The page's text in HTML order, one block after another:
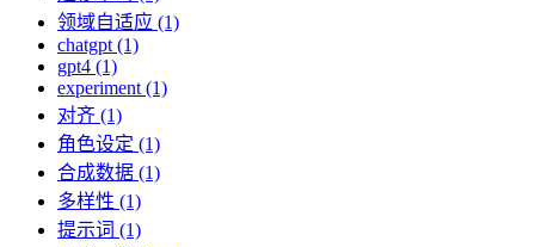
领域自适应 (1)
chatgpt (1)
gpt4 (1)
experiment (1)
对齐 (1)
角色设定 (1)
合成数据 (1)
多样性 (1)
提示词 (1)